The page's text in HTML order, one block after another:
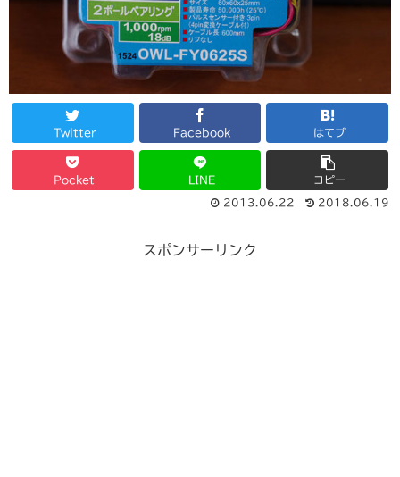
Twitter Facebook はてブ
Pocket LINE コピー
2018.06.19
2013.06.22
スポンサーリンク